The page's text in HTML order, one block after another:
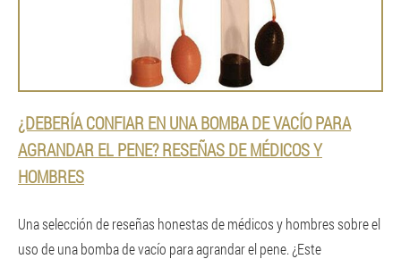
¿DEBERÍA CONFIAR EN UNA BOMBA DE VACÍO PARA
AGRANDAR EL PENE? RESEÑAS DE MÉDICOS Y
HOMBRES
Una selección de reseñas honestas de médicos y hombres sobre el
uso de una bomba de vacío para agrandar el pene. ¿Este